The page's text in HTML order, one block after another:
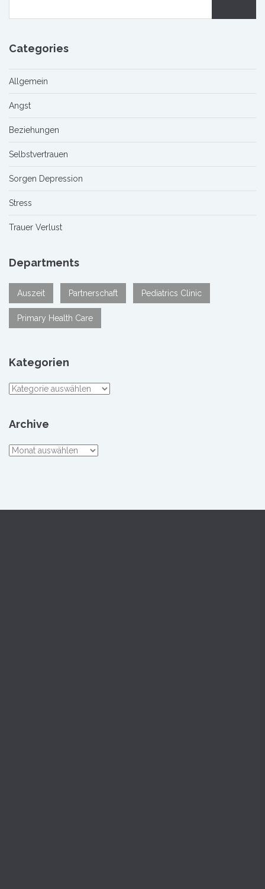
Categories
Allgemein
Angst
Beziehungen
Selbstvertrauen
Sorgen Depression
Stress
Trauer Verlust
Departments
Auszeit Partnerschaft Pediatrics Clinic
Primary Health Care
Kategorien
Kategorien
Archive
Archive